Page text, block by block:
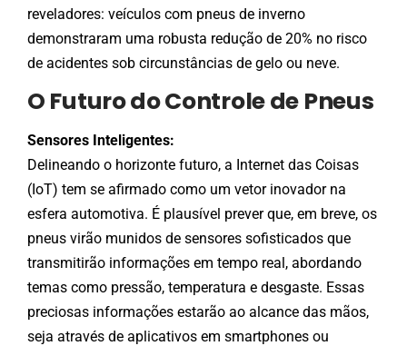
reveladores: veículos com pneus de inverno
demonstraram uma robusta redução de 20% no risco
de acidentes sob circunstâncias de gelo ou neve.
O Futuro do Controle de Pneus
Sensores Inteligentes:
Delineando o horizonte futuro, a Internet das Coisas
(IoT) tem se afirmado como um vetor inovador na
esfera automotiva. É plausível prever que, em breve, os
pneus virão munidos de sensores sofisticados que
transmitirão informações em tempo real, abordando
temas como pressão, temperatura e desgaste. Essas
preciosas informações estarão ao alcance das mãos,
seja através de aplicativos em smartphones ou